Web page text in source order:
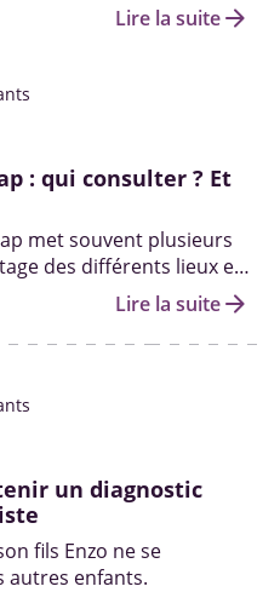
Lire la suitearrow_forward
: qui consulter ? Et
met souvent plusieurs
des différents lieux et
un handicap.
Lire la suitearrow_forward
un diagnostic
fils Enzo ne se
autres enfants.